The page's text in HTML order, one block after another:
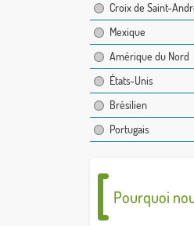
Croix de Saint-
Mexique
Amérique du Nord
États-Unis
Brésilien
Portugais
Pourquoi